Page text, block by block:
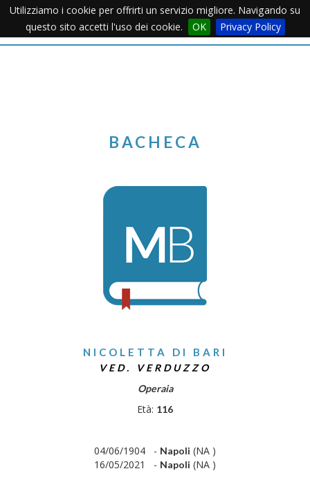
Utilizziamo i cookie per offrirti un servizio migliore. Navigando su
questo sito accetti l'uso dei cookie.
OK Privacy PolicyMenu
BACHECA
NICOLETTA DI BARI
VED. VERDUZZO
Operaia
Età: 116
04/06/1904 - Napoli (NA )
16/05/2021 - Napoli (NA )